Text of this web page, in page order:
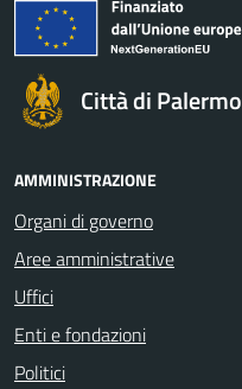
Città di Palermo
AMMINISTRAZIONE
Organi di governo
Aree amministrative
Uffici
Enti e fondazioni
Politici